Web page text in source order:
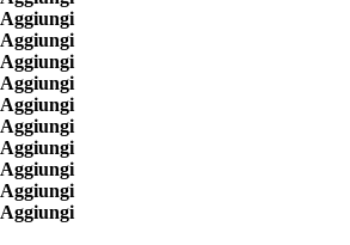
Aggiungi
Aggiungi
Aggiungi
Aggiungi
Aggiungi
Aggiungi
Aggiungi
Aggiungi
Aggiungi
Aggiungi